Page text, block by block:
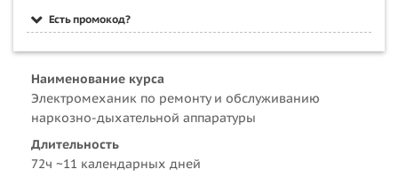
Есть промокод?
Наименование курса
Электромеханик по ремонту и обслуживанию
наркозно-дыхательной аппаратуры
Длительность
72ч ~11 календарных дней